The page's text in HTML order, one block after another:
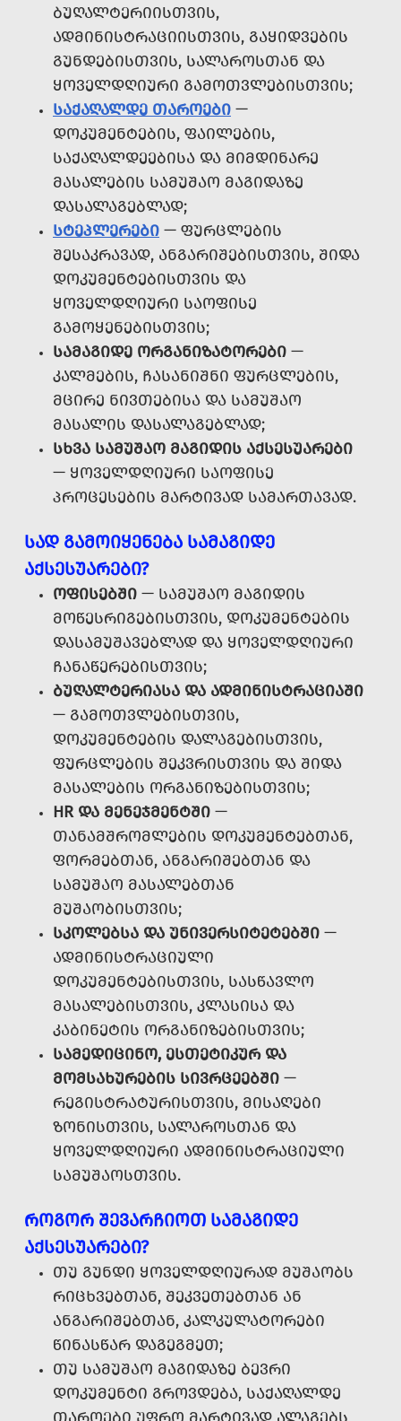
ᲑᲣᲦᲐᲚᲢᲔᲠᲘᲘᲡᲗᲕᲘᲡ,
ᲐᲓᲛᲘᲜᲘᲡᲢᲠᲐᲪᲘᲘᲡᲗᲕᲘᲡ, ᲒᲐᲧᲘᲓᲕᲔᲑᲘᲡ
ᲒᲣᲜᲓᲔᲑᲘᲡᲗᲕᲘᲡ, ᲡᲐᲚᲐᲠᲝᲡᲗᲐᲜ ᲓᲐ
ᲧᲝᲕᲔᲚᲓᲦᲘᲣᲠᲘ ᲒᲐᲛᲝᲗᲕᲚᲔᲑᲘᲡᲗᲕᲘᲡ;
ᲡᲐᲥᲐᲦᲐᲚᲓᲔ ᲗᲐᲠᲝᲔᲑᲘ —
ᲓᲝᲙᲣᲛᲔᲜᲢᲔᲑᲘᲡ, ᲤᲐᲘᲚᲔᲑᲘᲡ,
ᲡᲐᲥᲐᲦᲐᲚᲓᲔᲔᲑᲘᲡᲐ ᲓᲐ ᲛᲘᲛᲓᲘᲜᲐᲠᲔ
ᲛᲐᲡᲐᲚᲔᲑᲘᲡ ᲡᲐᲛᲣᲨᲐᲝ ᲛᲐᲒᲘᲓᲐᲖᲔ
ᲓᲐᲡᲐᲚᲐᲒᲔᲑᲚᲐᲓ;
ᲡᲢᲔᲞᲚᲔᲠᲔᲑᲘ — ᲤᲣᲠᲪᲚᲔᲑᲘᲡ
ᲨᲔᲡᲐᲙᲠᲐᲕᲐᲓ, ᲐᲜᲒᲐᲠᲘᲨᲔᲑᲘᲡᲗᲕᲘᲡ, ᲨᲘᲓᲐ
ᲓᲝᲙᲣᲛᲔᲜᲢᲔᲑᲘᲡᲗᲕᲘᲡ ᲓᲐ
ᲧᲝᲕᲔᲚᲓᲦᲘᲣᲠᲘ ᲡᲐᲝᲤᲘᲡᲔ
ᲒᲐᲛᲝᲧᲔᲜᲔᲑᲘᲡᲗᲕᲘᲡ;
ᲡᲐᲛᲐᲒᲘᲓᲔ ᲝᲠᲒᲐᲜᲘᲖᲐᲢᲝᲠᲔᲑᲘ —
ᲙᲐᲚᲛᲔᲑᲘᲡ, ᲩᲐᲡᲐᲜᲘᲨᲜᲘ ᲤᲣᲠᲪᲚᲔᲑᲘᲡ,
ᲛᲪᲘᲠᲔ ᲜᲘᲕᲗᲔᲑᲘᲡᲐ ᲓᲐ ᲡᲐᲛᲣᲨᲐᲝ
ᲛᲐᲡᲐᲚᲘᲡ ᲓᲐᲡᲐᲚᲐᲒᲔᲑᲚᲐᲓ;
ᲡᲮᲕᲐ ᲡᲐᲛᲣᲨᲐᲝ ᲛᲐᲒᲘᲓᲘᲡ ᲐᲥᲡᲔᲡᲣᲐᲠᲔᲑᲘ
— ᲧᲝᲕᲔᲚᲓᲦᲘᲣᲠᲘ ᲡᲐᲝᲤᲘᲡᲔ
ᲞᲠᲝᲪᲔᲡᲔᲑᲘᲡ ᲛᲐᲠᲢᲘᲕᲐᲓ ᲡᲐᲛᲐᲠᲗᲐᲕᲐᲓ.
ᲡᲐᲓ ᲒᲐᲛᲝᲘᲧᲔᲜᲔᲑᲐ ᲡᲐᲛᲐᲒᲘᲓᲔ
ᲐᲥᲡᲔᲡᲣᲐᲠᲔᲑᲘ?
ᲝᲤᲘᲡᲔᲑᲨᲘ — ᲡᲐᲛᲣᲨᲐᲝ ᲛᲐᲒᲘᲓᲘᲡ
ᲛᲝᲬᲔᲡᲠᲘᲒᲔᲑᲘᲡᲗᲕᲘᲡ, ᲓᲝᲙᲣᲛᲔᲜᲢᲔᲑᲘᲡ
ᲓᲐᲡᲐᲛᲣᲨᲐᲕᲔᲑᲚᲐᲓ ᲓᲐ ᲧᲝᲕᲔᲚᲓᲦᲘᲣᲠᲘ
ᲩᲐᲜᲐᲬᲔᲠᲔᲑᲘᲡᲗᲕᲘᲡ;
ᲑᲣᲦᲐᲚᲢᲔᲠᲘᲐᲡᲐ ᲓᲐ ᲐᲓᲛᲘᲜᲘᲡᲢᲠᲐᲪᲘᲐᲨᲘ
— ᲒᲐᲛᲝᲗᲕᲚᲔᲑᲘᲡᲗᲕᲘᲡ,
ᲓᲝᲙᲣᲛᲔᲜᲢᲔᲑᲘᲡ ᲓᲐᲚᲐᲒᲔᲑᲘᲡᲗᲕᲘᲡ,
ᲤᲣᲠᲪᲚᲔᲑᲘᲡ ᲨᲔᲙᲕᲠᲘᲡᲗᲕᲘᲡ ᲓᲐ ᲨᲘᲓᲐ
ᲛᲐᲡᲐᲚᲔᲑᲘᲡ ᲝᲠᲒᲐᲜᲘᲖᲔᲑᲘᲡᲗᲕᲘᲡ;
HR ᲓᲐ ᲛᲔᲜᲔᲯᲛᲔᲜᲢᲨᲘ —
ᲗᲐᲜᲐᲛᲨᲠᲝᲛᲚᲔᲑᲘᲡ ᲓᲝᲙᲣᲛᲔᲜᲢᲔᲑᲗᲐᲜ,
ᲤᲝᲠᲛᲔᲑᲗᲐᲜ, ᲐᲜᲒᲐᲠᲘᲨᲔᲑᲗᲐᲜ ᲓᲐ
ᲡᲐᲛᲣᲨᲐᲝ ᲛᲐᲡᲐᲚᲔᲑᲗᲐᲜ
ᲛᲣᲨᲐᲝᲑᲘᲡᲗᲕᲘᲡ;
ᲡᲙᲝᲚᲔᲑᲡᲐ ᲓᲐ ᲣᲜᲘᲕᲔᲠᲡᲘᲢᲔᲢᲔᲑᲨᲘ —
ᲐᲓᲛᲘᲜᲘᲡᲢᲠᲐᲪᲘᲣᲚᲘ
ᲓᲝᲙᲣᲛᲔᲜᲢᲔᲑᲘᲡᲗᲕᲘᲡ, ᲡᲐᲡᲬᲐᲕᲚᲝ
ᲛᲐᲡᲐᲚᲔᲑᲘᲡᲗᲕᲘᲡ, ᲙᲚᲐᲡᲘᲡᲐ ᲓᲐ
ᲙᲐᲑᲘᲜᲔᲢᲘᲡ ᲝᲠᲒᲐᲜᲘᲖᲔᲑᲘᲡᲗᲕᲘᲡ;
ᲡᲐᲛᲔᲓᲘᲪᲘᲜᲝ, ᲔᲡᲗᲔᲢᲘᲙᲣᲠ ᲓᲐ
ᲛᲝᲛᲡᲐᲮᲣᲠᲔᲑᲘᲡ ᲡᲘᲕᲠᲪᲔᲔᲑᲨᲘ —
ᲠᲔᲒᲘᲡᲢᲠᲐᲢᲣᲠᲘᲡᲗᲕᲘᲡ, ᲛᲘᲡᲐᲦᲔᲑᲘ
ᲖᲝᲜᲘᲡᲗᲕᲘᲡ, ᲡᲐᲚᲐᲠᲝᲡᲗᲐᲜ ᲓᲐ
ᲧᲝᲕᲔᲚᲓᲦᲘᲣᲠᲘ ᲐᲓᲛᲘᲜᲘᲡᲢᲠᲐᲪᲘᲣᲚᲘ
ᲡᲐᲛᲣᲨᲐᲝᲡᲗᲕᲘᲡ.
ᲠᲝᲒᲝᲠ ᲨᲔᲕᲐᲠᲩᲘᲝᲗ ᲡᲐᲛᲐᲒᲘᲓᲔ
ᲐᲥᲡᲔᲡᲣᲐᲠᲔᲑᲘ?
ᲗᲣ ᲒᲣᲜᲓᲘ ᲧᲝᲕᲔᲚᲓᲦᲘᲣᲠᲐᲓ ᲛᲣᲨᲐᲝᲑᲡ
ᲠᲘᲪᲮᲕᲔᲑᲗᲐᲜ, ᲨᲔᲙᲕᲔᲗᲔᲑᲗᲐᲜ ᲐᲜ
ᲐᲜᲒᲐᲠᲘᲨᲔᲑᲗᲐᲜ, ᲙᲐᲚᲙᲣᲚᲐᲢᲝᲠᲔᲑᲘ
ᲬᲘᲜᲐᲡᲬᲐᲠ ᲓᲐᲒᲔᲒᲛᲔᲗ;
ᲗᲣ ᲡᲐᲛᲣᲨᲐᲝ ᲛᲐᲒᲘᲓᲐᲖᲔ ᲑᲔᲕᲠᲘ
ᲓᲝᲙᲣᲛᲔᲜᲢᲘ ᲒᲠᲝᲕᲓᲔᲑᲐ, ᲡᲐᲥᲐᲦᲐᲚᲓᲔ